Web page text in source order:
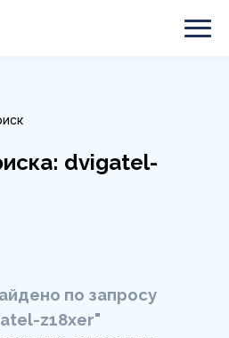
dvigatel-
по запросу
z18xer"